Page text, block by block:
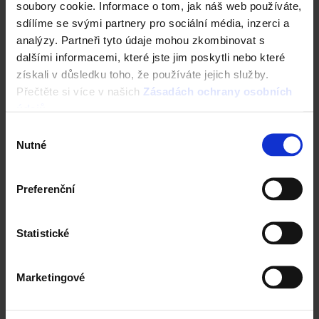
soubory cookie. Informace o tom, jak náš web používáte,
sdílíme se svými partnery pro sociální média, inzerci a
analýzy. Partneři tyto údaje mohou zkombinovat s
dalšími informacemi, které jste jim poskytli nebo které
získali v důsledku toho, že používáte jejich služby.
Přečtěte si více v našich Zásadách ochrany osobních
souhlasu
Nutné
Preferenční
Statistické
Marketingové
Vezměte stavbu do vlastních rukou. Online.
Vyzkoušejte ZDARMA návrh domu za 5 minut
Komplexní nastavení